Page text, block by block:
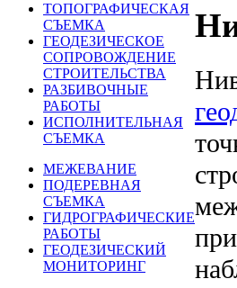
ТОПОГРАФИЧЕСКАЯ
СЪЕМКА
ГЕОДЕЗИЧЕСКОЕ
СОПРОВОЖДЕНИЕ
СТРОИТЕЛЬСТВА
РАЗБИВОЧНЫЕ
РАБОТЫ
ИСПОЛНИТЕЛЬНАЯ
СЪЕМКА
МЕЖЕВАНИЕ
ПОДЕРЕВНАЯ
СЪЕМКА
ГИДРОГРАФИЧЕСКИЕ
РАБОТЫ
ГЕОДЕЗИЧЕСКИЙ
МОНИТОРИНГ